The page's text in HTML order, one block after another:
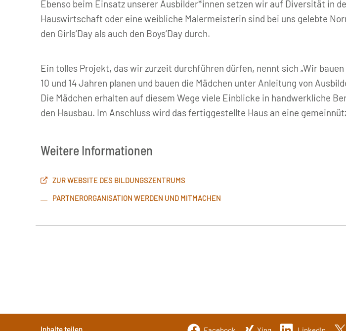
Ebenso beim Einsatz unserer Ausbilder*innen setzen wir auf Diversität in
Hauswirtschaft oder eine weibliche Malermeisterin sind bei uns gelebte
den Girls‘Day als auch den Boys‘Day durch.
Ein tolles Projekt, das wir zurzeit durchführen dürfen, nennt sich „Wir
10 und 14 Jahren planen und bauen die Mädchen unter Anleitung von
Die Mädchen erhalten auf diesem Wege viele Einblicke in handwerkliche
den Hausbau. Im Anschluss wird das fertiggestellte Haus an eine
Weitere Informationen
ZUR WEBSITE DES BILDUNGSZENTRUMS
PARTNERORGANISATION WERDEN UND MITMACHEN